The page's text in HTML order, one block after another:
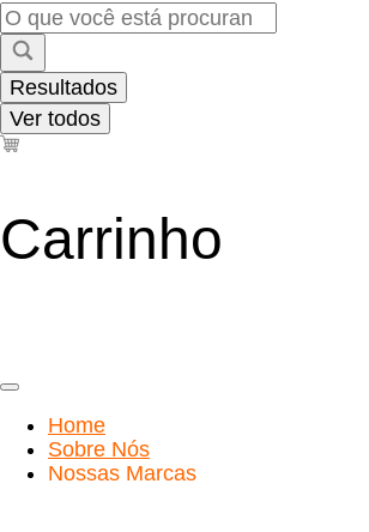
Pesquisar
...
Resultados
Ver todos
Carrinho
Home
Sobre Nós
Nossas Marcas